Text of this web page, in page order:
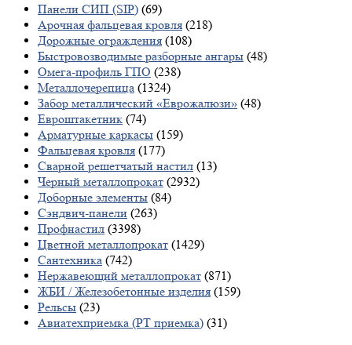
Панели СИП (SIP) (69)
Арочная фальцевая кровля (218)
Дорожные ограждения (108)
Быстровозводимые разборные ангары (48)
Омега-профиль ГПО (238)
Металлочерепица (1324)
Забор металлический «Еврожалюзи» (48)
Евроштакетник (74)
Арматурные каркасы (159)
Фальцевая кровля (177)
Сварной решетчатый настил (13)
Черный металлопрокат (2932)
Доборные элементы (84)
Сэндвич-панели (263)
Профнастил (3398)
Цветной металлопрокат (1429)
Сантехника (742)
Нержавеющий металлопрокат (871)
ЖБИ / Железобетонные изделия (159)
Рельсы (23)
Авиатехприемка (РТ приемка) (31)